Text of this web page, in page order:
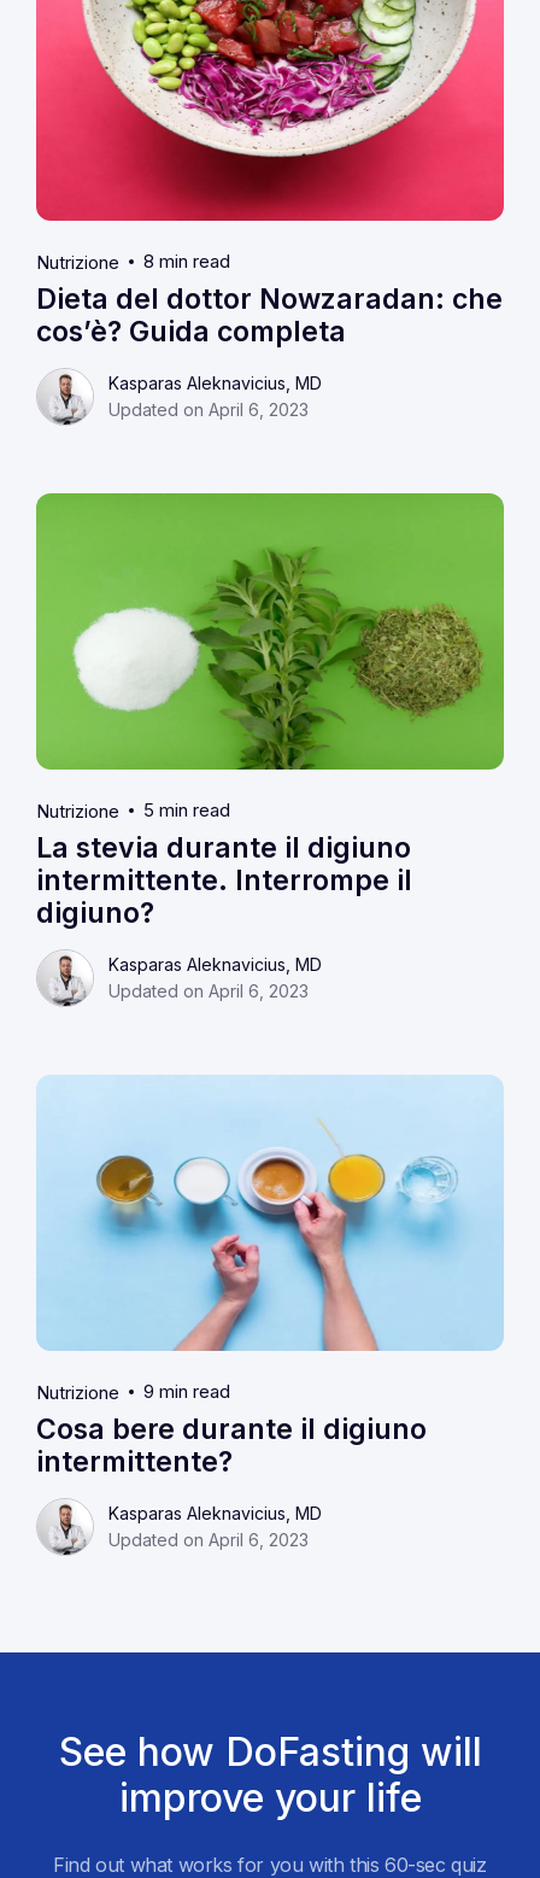
Nutrizione 8 min read
Dieta del dottor Nowzaradan: che
cos’è? Guida completa
Kasparas Aleknavicius, MD
Updated on April 6, 2023
Nutrizione 5 min read
La stevia durante il digiuno
intermittente. Interrompe il
digiuno?
Kasparas Aleknavicius, MD
Updated on April 6, 2023
Nutrizione 9 min read
Cosa bere durante il digiuno
intermittente?
Kasparas Aleknavicius, MD
Updated on April 6, 2023
See how DoFasting will
improve your life
Find out what works for you with this 60-sec quiz